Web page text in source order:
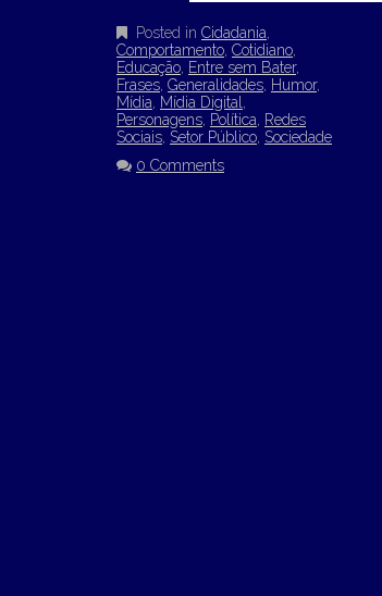
Posted in Cidadania
Comportamento Cotidiano
Educação Entre sem Bater,
Frases Generalidades Humor,
Mídia
Mídia Digital
Personagens Política
Redes
Sociais Setor Público Sociedade
0 Comments